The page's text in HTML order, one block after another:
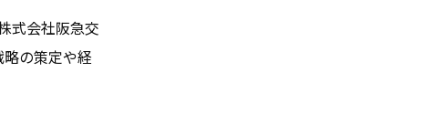
式会社阪急交
の策定や経